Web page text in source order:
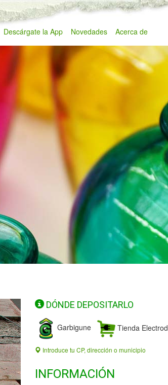
Descárgate la App Novedades Acerca de
DÓNDE DEPOSITARLO
Garbigune Tienda
Introduce tu CP, dirección o municipio
INFORMACIÓN